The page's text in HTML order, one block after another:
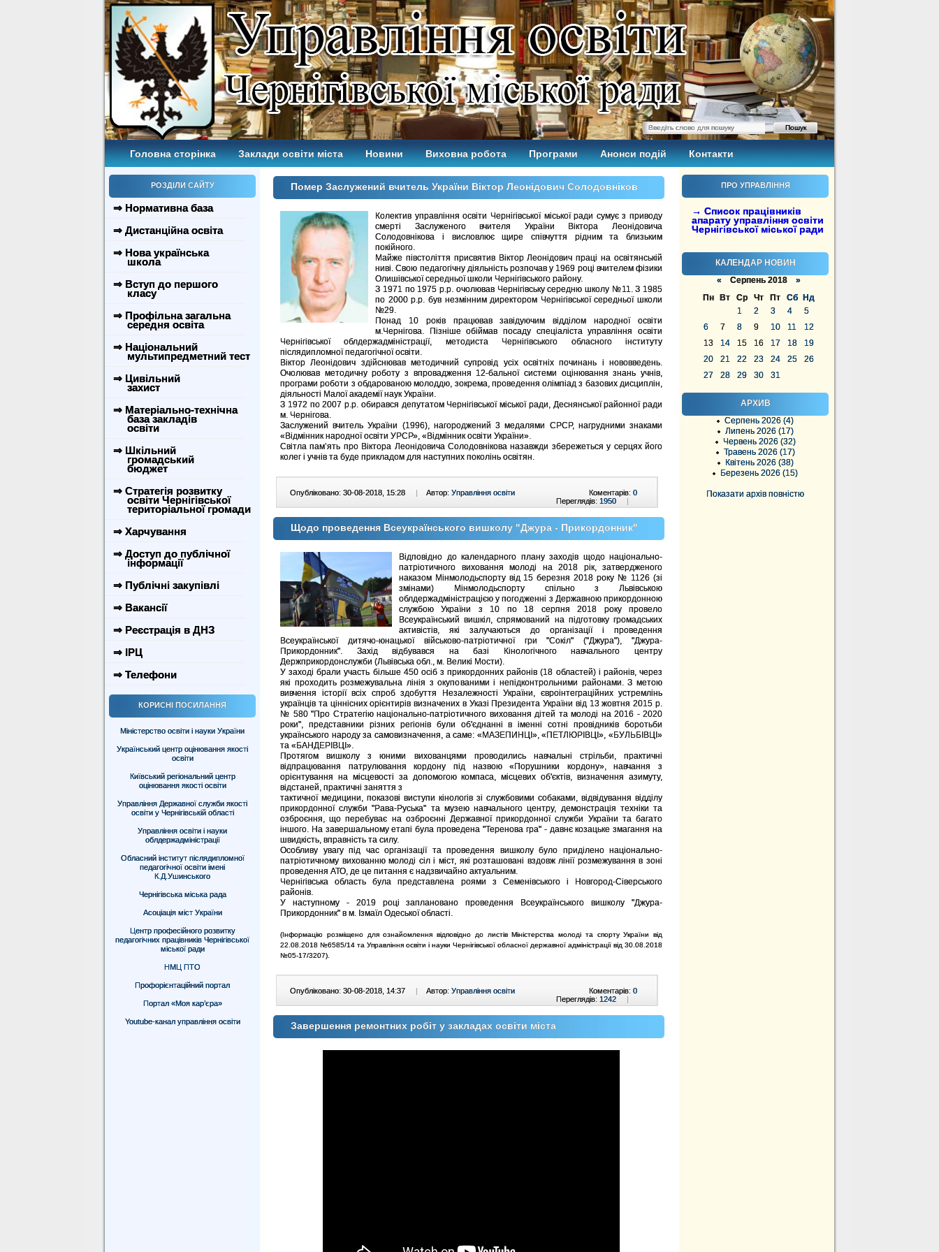
Головна сторінка Заклади освіти міста Новини Виховна робота Програми Анонси подій Контакти
РОЗДІЛИ САЙТУ
⇒ Нормативна база
⇒ Дистанційна освіта
⇒ Нова українська
школа
⇒ Вступ до першого
класу
⇒ Профільна загальна
середня освіта
⇒ Національний
мультипредметний тест
⇒ Цивільний
захист
⇒ Матеріально-технічна
база закладів
освіти
⇒ Шкільний
громадський
бюджет
⇒ Стратегія розвитку
освіти Чернігівської
територіальної громади
⇒ Харчування
⇒ Доступ до публічної
інформації
⇒ Публічні закупівлі
⇒ Вакансії
⇒ Реєстрація в ДНЗ
⇒ ІРЦ
⇒ Телефони
КОРИСНІ ПОСИЛАННЯ
Міністерство освіти і науки України
Український центр оцінювання якості
освіти
Київський регіональний центр
оцінювання якості освіти
Управління Державної служби якості
освіти у Чернігівській області
Управління освіти і науки
облдержадміністрації
Обласний інститут післядипломної
педагогічної освіти імені
К.Д.Ушинського
Чернігівська міська рада
Асоціація міст України
Центр професійного розвитку
педагогічних працівників Чернігівської
міської ради
НМЦ ПТО
Профорієнтаційний портал
Портал «Моя кар’єра»
Youtube-канал управління освіти
ПРО УПРАВЛІННЯ
→ Список працівників
апарату управління освіти
Чернігівської міської ради
КАЛЕНДАР НОВИН
« Серпень 2018 »
Пн
Вт Ср Чт Пт Сб
Нд
1
2 3 4
5
6
7 8 9 10 11
12
13
14 15 16 17 18
19
20
21 22 23 24 25
26
27
28 29 30 31
АРХИВ
Серпень 2026 (4)
Липень 2026 (17)
Червень 2026 (32)
Травень 2026 (17)
Квітень 2026 (38)
Березень 2026 (15)
Показати архів повністю
Помер Заслужений вчитель України Віктор Леонідович Солодовніков
Колектив управління освіти Чернігівської міської ради сумує з приводу
смерті Заслуженого вчителя України Віктора Леонідовича
Солодовнікова і висловлює щире співчуття рідним та близьким
покійного.
Майже півстоліття присвятив Віктор Леонідович праці на освітянській
ниві. Свою педагогічну діяльність розпочав у 1969 році вчителем фізики
Олишівської середньої школи Чернігівського району.
З 1971 по 1975 р.р. очолював Чернігівську середню школу №11. З 1985
по 2000 р.р. був незмінним директором Чернігівської середньої школи
№29.
Понад 10 років працював завідуючим відділом народної освіти
м.Чернігова. Пізніше обіймав посаду спеціаліста управління освіти
Чернігівської облдержадміністрації, методиста Чернігівського обласного інституту
післядипломної педагогічної освіти.
Віктор Леонідович здійснював методичний супровід усіх освітніх починань і нововведень.
Очолював методичну роботу з впровадження 12-бальної системи оцінювання знань учнів,
програми роботи з обдарованою молоддю, зокрема, проведення олімпіад з базових дисциплін,
діяльності Малої академії наук України.
З 1972 по 2007 р.р. обирався депутатом Чернігівської міської ради, Деснянської районної ради
м. Чернігова.
Заслужений вчитель України (1996), нагороджений 3 медалями СРСР, нагрудними знаками
«Відмінник народної освіти УРСР», «Відмінник освіти України».
Світла пам’ять про Віктора Леонідовича Солодовнікова назавжди збережеться у серцях його
колег і учнів та буде прикладом для наступних поколінь освітян.
Опубліковано: 30-08-2018, 15:28 | Автор: Управління освіти Коментарів: 0
Переглядів: 1950 |
Щодо проведення Всеукраїнського вишколу "Джура - Прикордонник"
Відповідно до календарного плану заходів щодо національно-
патріотичного виховання молоді на 2018 рік, затвердженого
наказом Мінмолодьспорту від 15 березня 2018 року № 1126 (зі
змінами) Мінмолодьспорту спільно з Львівською
облдержадміністрацією у погодженні з Державною прикордонною
службою України з 10 по 18 серпня 2018 року провело
Всеукраїнський вишкіл, спрямований на підготовку громадських
активістів, які залучаються до організації і проведення
Всеукраїнської дитячо-юнацької військово-патріотичної гри "Сокіл" ("Джура"), "Джура-
Прикордонник". Захід відбувався на базі Кінологічного навчального центру
Держприкордонслужби (Львівська обл., м. Великі Мости).
У заході брали участь більше 450 осіб з прикордонних районів (18 областей) і районів, через
які проходить розмежувальна лінія з окупованими і непідконтрольними районами. З метою
вивчення історії всіх спроб здобуття Незалежності України, євроінтеграційних устремлінь
українців та ціннісних орієнтирів визначених в Указі Президента України від 13 жовтня 2015 р.
№ 580 "Про Стратегію національно-патріотичного виховання дітей та молоді на 2016 - 2020
роки", представники різних регіонів були об'єднанні в іменні сотні провідників боротьби
українського народу за самовизначення, а саме: «МАЗЕПИНЦІ», «ПЕТЛЮРІВЦІ», «БУЛЬБІВЦІ»
та «БАНДЕРІВЦІ».
Протягом вишколу з юними вихованцями проводились навчальні стрільби, практичні
відпрацювання патрулювання кордону під назвою «Порушники кордону», навчання з
орієнтування на місцевості за допомогою компаса, місцевих об'єктів, визначення азимуту,
відстаней, практичні заняття з
тактичної медицини, показові виступи кінологів зі службовими собаками, відвідування відділу
прикордонної служби "Рава-Руська" та музею навчального центру, демонстрація техніки та
озброєння, що перебуває на озброєнні Державної прикордонної служби України та багато
іншого. На завершальному етапі була проведена "Теренова гра" - давнє козацьке змагання на
швидкість, вправність та силу.
Особливу увагу під час організації та проведення вишколу було приділено національно-
патріотичному вихованню молоді сіл і міст, які розташовані вздовж лінії розмежування в зоні
проведення АТО, де це питання є надзвичайно актуальним.
Чернігівська область була представлена роями з Семенівського і Новгород-Сіверського
районів.
У наступному - 2019 році заплановано проведення Всеукраїнського вишколу "Джура-
Прикордонник" в м. Ізмаїл Одеської області.
(Інформацію розміщено для ознайомлення відповідно до листів Міністерства молоді та спорту України від
22.08.2018 №6585/14 та Управління освіти і науки Чернігівської обласної державної адміністрації від 30.08.2018
№05-17/3207).
Опубліковано: 30-08-2018, 14:37 | Автор: Управління освіти Коментарів: 0
Переглядів: 1242 |
Завершення ремонтних робіт у закладах освіти міста